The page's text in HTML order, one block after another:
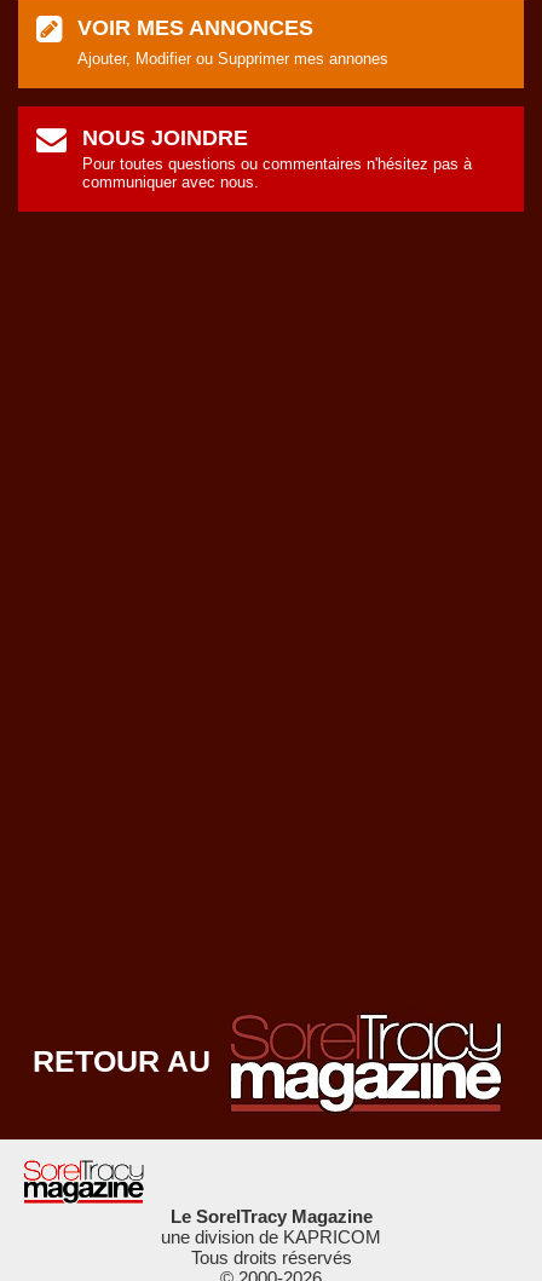
VOIR MES ANNONCES
Ajouter, Modifier ou Supprimer mes annones
NOUS JOINDRE
Pour toutes questions ou commentaires n'hésitez pas à
communiquer avec nous.
RETOUR AU
Le SorelTracy Magazine
une division de KAPRICOM
Tous droits réservés